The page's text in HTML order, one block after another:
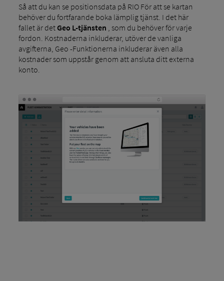
Så att du kan se positionsdata på RIO För att se kartan
behöver du fortfarande boka lämplig tjänst. I det här
fallet är det Geo L-tjänsten , som du behöver för varje
fordon. Kostnaderna inkluderar, utöver de vanliga
avgifterna, Geo -Funktionerna inkluderar även alla
kostnader som uppstår genom att ansluta ditt externa
konto.